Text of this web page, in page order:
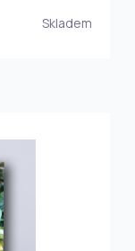
Skladem